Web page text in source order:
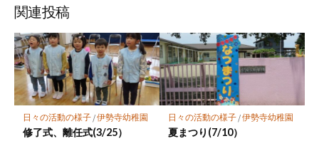
ア
マ
ー
ク
に
保
存
関連投稿
日々の活動の様子/伊勢寺幼稚園
修了式、離任式(3/25）
日々の活動の様子/伊勢寺幼稚園
夏まつり(7/10）